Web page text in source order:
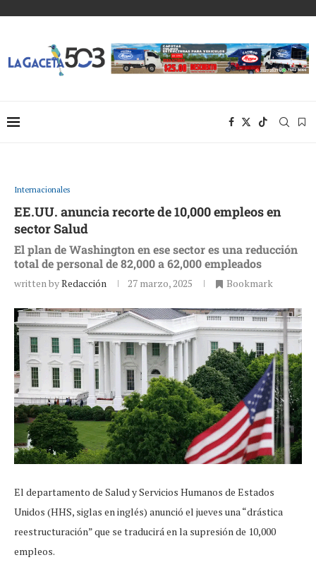
Internacionales
EE.UU. anuncia recorte de 10,000 empleos en
sector Salud
El plan de Washington en ese sector es una reducción
total de personal de 82,000 a 62,000 empleados
written byRedacción 27 marzo, 2025 Bookmark
El departamento de Salud y Servicios Humanos de Estados
Unidos (HHS, siglas en inglés) anunció el jueves una “drástica
reestructuración” que se traducirá en la supresión de 10,000
empleos.